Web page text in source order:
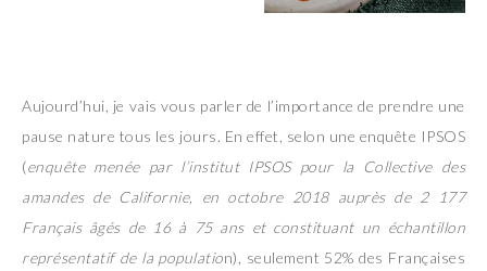
Aujourd’hui, je vais vous parler de l’importance de prendre une
pause nature tous les jours. En effet, selon une enquête IPSOS
(enquête menée par l’institut IPSOS pour la Collective des
amandes de Californie, en octobre 2018 auprès de 2 177
Français âgés de 16 à 75 ans et constituant un échantillon
représentatif de la population), seulement 52% des Françaises